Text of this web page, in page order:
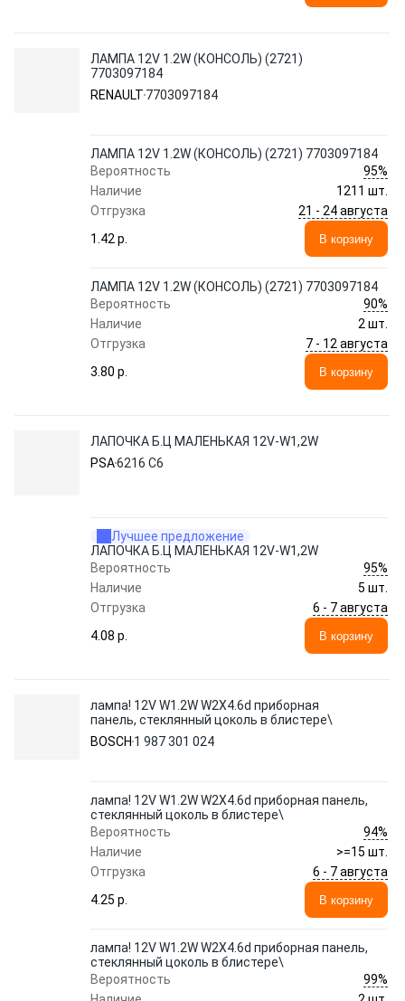
ЛАМПА 12V 1.2W (КОНСОЛЬ) (2721)
7703097184
RENAULT 7703097184
ЛАМПА 12V 1.2W (КОНСОЛЬ) (2721) 7703097184
Вероятность
95%
Наличие
1211 шт.
Отгрузка
21 - 24 августа
1.42 p.
В корзину
ЛАМПА 12V 1.2W (КОНСОЛЬ) (2721) 7703097184
Вероятность
90%
Наличие
2 шт.
Отгрузка
7 - 12 августа
3.80 p.
В корзину
ЛАПОЧКА Б.Ц МАЛЕНЬКАЯ 12V-W1,2W
PSA6216 C6
Лучшее предложение
ЛАПОЧКА Б.Ц МАЛЕНЬКАЯ 12V-W1,2W
Вероятность
95%
Наличие
5 шт.
Отгрузка
6 - 7 августа
4.08 p.
В корзину
лампа! 12V W1.2W W2X4.6d приборная
панель, стеклянный цоколь в блистере\
BOSCH 1 987 301 024
лампа! 12V W1.2W W2X4.6d приборная панель,
стеклянный цоколь в блистере\
Вероятность
94%
Наличие
>=15 шт.
Отгрузка
6 - 7 августа
4.25 p.
В корзину
лампа! 12V W1.2W W2X4.6d приборная панель,
стеклянный цоколь в блистере\
Вероятность
99%